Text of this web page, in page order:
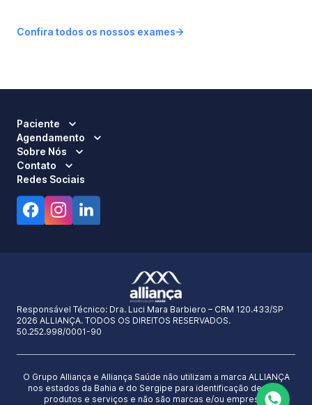
Confira todos os nossos exames
Paciente
Agendamento
Sobre Nós
Contato
Redes Sociais
Responsável Técnico: Dra. Luci Mara Barbiero – CRM 120.433/SP
2026 ALLIANÇA. TODOS OS DIREITOS RESERVADOS.
50.252.998/0001-90
O Grupo Alliança e Alliança Saúde não utilizam a marca ALLIANÇA
nos estados da Bahia e do Sergipe para identificação de seus
produtos e serviços e não são marcas e/ou empresas